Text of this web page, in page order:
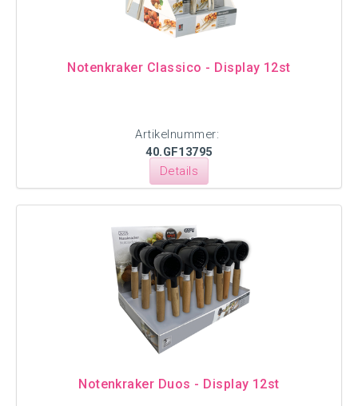
Notenkraker Classico - Display 12st
Artikelnummer:
40.GF13795
Details
Notenkraker Duos - Display 12st